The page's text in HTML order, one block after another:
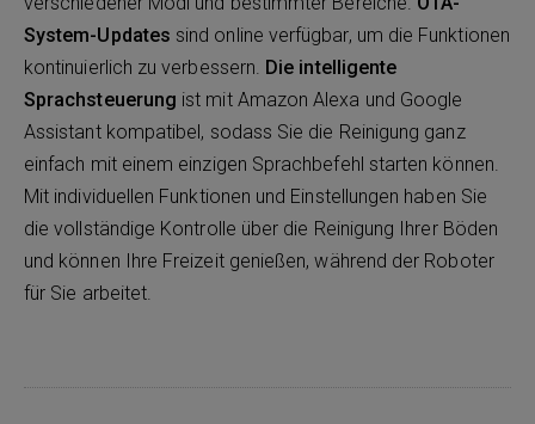
System-Updates sind online verfügbar, um die Funktionen
kontinuierlich zu verbessern. Die intelligente
Sprachsteuerung ist mit Amazon Alexa und Google
Assistant kompatibel, sodass Sie die Reinigung ganz
einfach mit einem einzigen Sprachbefehl starten können.
Mit individuellen Funktionen und Einstellungen haben Sie
die vollständige Kontrolle über die Reinigung Ihrer Böden
und können Ihre Freizeit genießen, während der Roboter
für Sie arbeitet.